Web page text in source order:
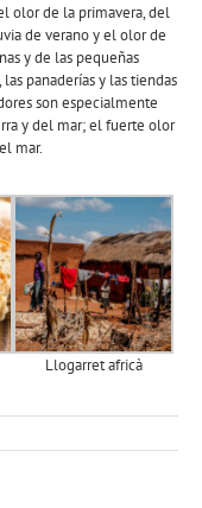
olor de la primavera, del
de verano y el olor de
y de las pequeñas
panaderías y las tiendas
son especialmente
y del mar; el fuerte olor
mar.
Llogarret africà